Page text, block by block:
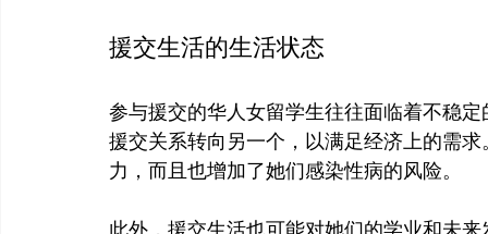
援交生活的生活状态
参与援交的华人女留学生往往面临着不稳
援交关系转向另一个，以满足经济上的需
力，而且也增加了她们感染性病的风险。
此外，援交生活也可能对她们的学业和未